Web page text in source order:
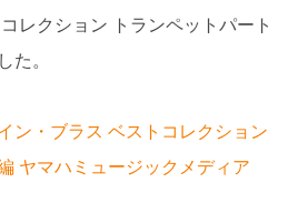
レクション トランペットパート
た。
ン・ブラス ベストコレクション
ヤマハミュージックメディア